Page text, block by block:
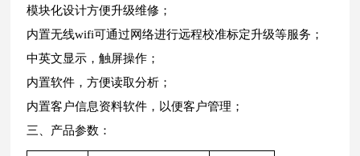
模块化设计方便升级维修；
内置无线wifi可通过网络进行远程校准标定升级等服务；
中英文显示，触屏操作；
内置软件，方便读取分析；
内置客户信息资料软件，以便客户管理；
三、产品参数：